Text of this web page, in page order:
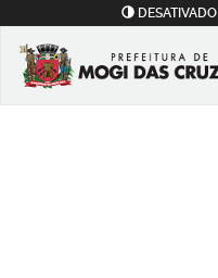
DESATIVADO